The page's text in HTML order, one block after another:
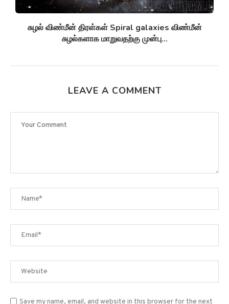
சுழல் விண்மீன் திரள்கள் Spiral galaxies விண்மீன்
சுழல்களாக மாறுவதற்கு முன்பு...
LEAVE A COMMENT
Save my name, email, and website in this browser for the next